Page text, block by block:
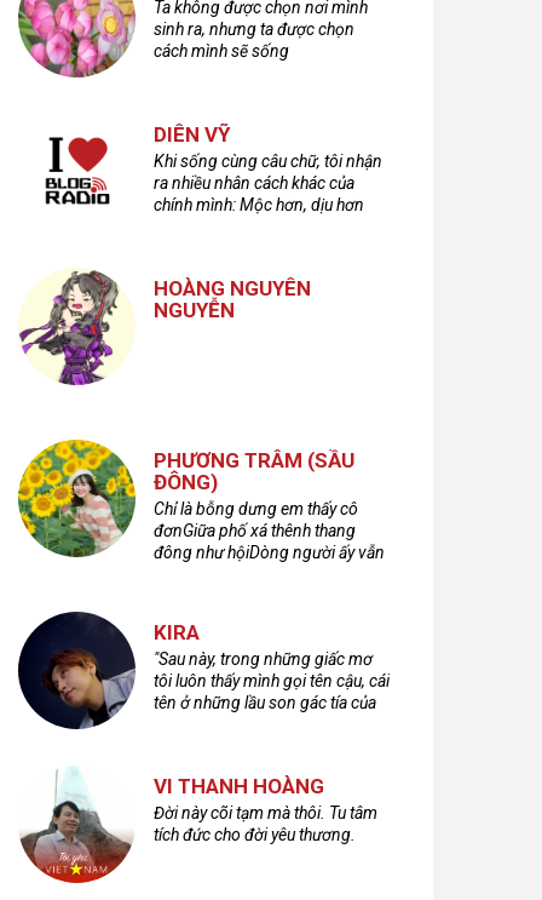
Ta không được chọn nơi mình
sinh ra, nhưng ta được chọn
cách mình sẽ sống
DIÊN VỸ
Khi sống cùng câu chữ, tôi nhận
ra nhiều nhân cách khác của
chính mình: Mộc hơn, dịu hơn
HOÀNG NGUYÊN
NGUYỄN
PHƯƠNG TRÂM (SẦU
ĐÔNG)
Chỉ là bỗng dưng em thấy cô
đơnGiữa phố xá thênh thang
đông như hộiDòng người ấy vẫn
KIRA
"Sau này, trong những giấc mơ
tôi luôn thấy mình gọi tên cậu, cái
tên ở những lầu son gác tía của
VI THANH HOÀNG
Đời này cõi tạm mà thôi. Tu tâm
tích đức cho đời yêu thương.